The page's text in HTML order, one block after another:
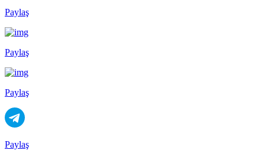
Paylaş
Paylaş
Paylaş
Paylaş